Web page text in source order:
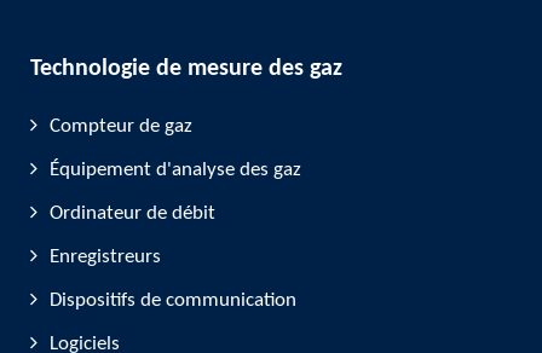
Technologie de mesure des gaz
Compteur de gaz
Équipement d'analyse des gaz
Ordinateur de débit
Enregistreurs
Dispositifs de communication
Logiciels